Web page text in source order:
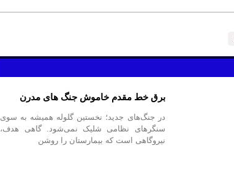
برق خط مقدم خاموش جنگ های مدرن
در جنگ‌های جدید؛ نخستین گلوله همیشه به سوی
سنگرهای نظامی شلیک نمی‌شود. گاهی هدف،
نیروگاهی است که بیمارستان را روشن